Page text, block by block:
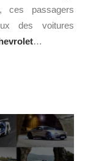
ces passagers
des voitures
…